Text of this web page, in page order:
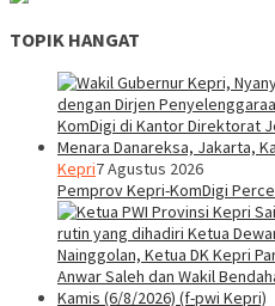
TOPIK HANGAT
Kepri7 Agustus 2026
Pemprov Kepri-KomDigi